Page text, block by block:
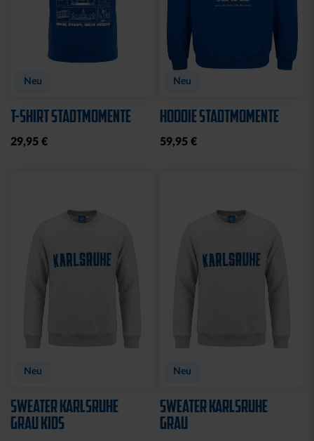
Neu
T-SHIRT STADTMOMENTE
29,95 €
Neu
HOODIE STADTMOMENTE
59,95 €
Neu
SWEATER KARLSRUHE
GRAU KIDS
Neu
SWEATER KARLSRUHE
GRAU